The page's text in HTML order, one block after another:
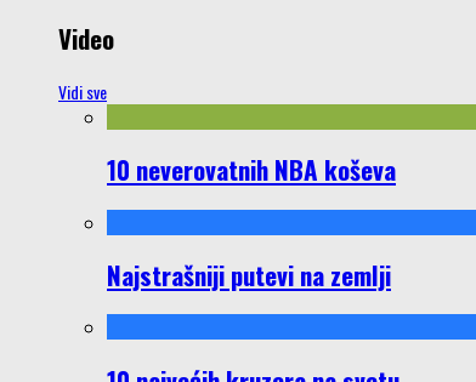
Video
Vidi sve
10 neverovatnih NBA koševa
Najstrašniji putevi na zemlji